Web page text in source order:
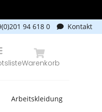
94 618 0 Kontakt
Warenkorb
Arbeitskleidung